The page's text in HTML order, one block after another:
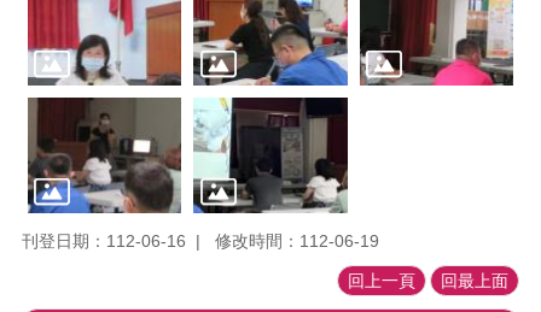
刊登日期：112-06-16 修改時間：112-06-19
回上一頁 回最上面